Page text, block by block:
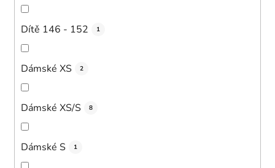
Dítě 146 - 152 1
Dámské XS 2
Dámské XS/S 8
Dámské S 1